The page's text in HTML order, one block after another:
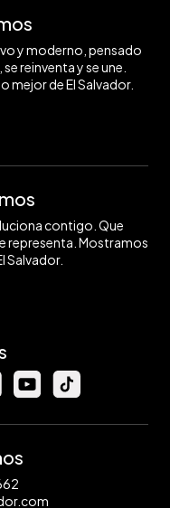
y moderno, pensado
reinventa y se une.
mejor de El Salvador.
contigo. Que
representa. Mostramos
Salvador.